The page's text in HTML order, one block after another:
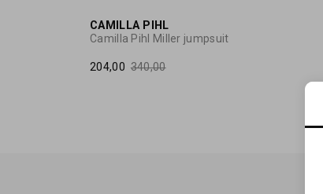
CAMILLA PIHL
Camilla Pihl Miller jumpsuit
204,00 340,00